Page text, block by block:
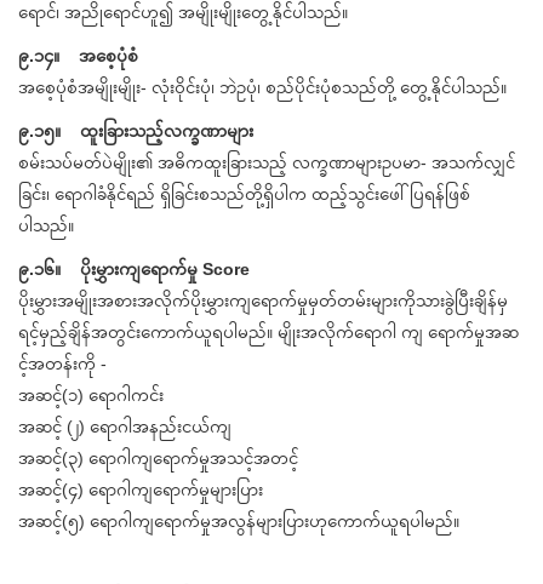
ရောင်၊ အညိုရောင်ဟူ၍ အမျိုးမျိုးတွေ့နိုင်ပါသည်။
၉.၁၄။ အစေ့ပုံစံ
အစေ့ပုံစံအမျိုးမျိုး- လုံးဝိုင်းပုံ၊ ဘဲဥပုံ၊ စည်ပိုင်းပုံစသည်တို့ တွေ့နိုင်ပါသည်။
၉.၁၅။ ထူးခြားသည့်လက္ခဏာများ
စမ်းသပ်မတ်ပဲမျိုး၏ အဓိကထူးခြားသည့် လက္ခဏာများဥပမာ- အသက်လျှင်
ခြင်း၊ ရောဂါခံနိုင်ရည် ရှိခြင်းစသည်တို့ရှိပါက ထည့်သွင်းဖေါ်ပြရန်ဖြစ်
ပါသည်။
၉.၁၆။ ပိုးမွှားကျရောက်မှု Score
ပိုးမွှားအမျိုးအစားအလိုက်ပိုးမွှားကျရောက်မှုမှတ်တမ်းများကိုသားခွဲပြီးချိန်မှ
ရင့်မှည့်ချိန်အတွင်းကောက်ယူရပါမည်။ မျိုးအလိုက်ရောဂါ ကျ ရောက်မှုအဆ
င့်အတန်းကို -
အဆင့်(၁) ရောဂါကင်း
အဆင့် (၂) ရောဂါအနည်းငယ်ကျ
အဆင့်(၃) ရောဂါကျရောက်မှုအသင့်အတင့်
အဆင့်(၄) ရောဂါကျရောက်မှုများပြား
အဆင့်(၅) ရောဂါကျရောက်မှုအလွန်များပြားဟုကောက်ယူရပါမည်။